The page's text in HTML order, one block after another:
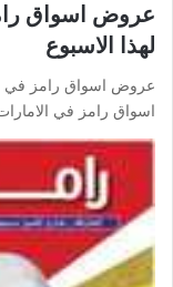
عروض اسواق
لهذا الاسبوع
عروض اسواق رامز في
اسواق رامز في